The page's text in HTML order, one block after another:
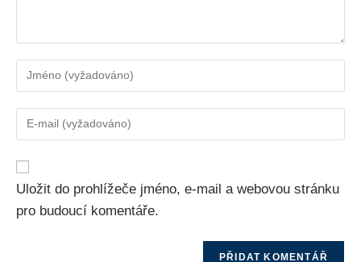
Uložit do prohlížeče jméno, e-mail a webovou stránku
pro budoucí komentáře.